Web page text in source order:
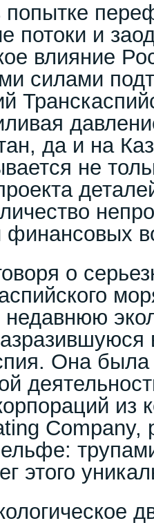
потоки и
влияние
силами
да и на
не
финансовых
о
Она
из
Company,
этого